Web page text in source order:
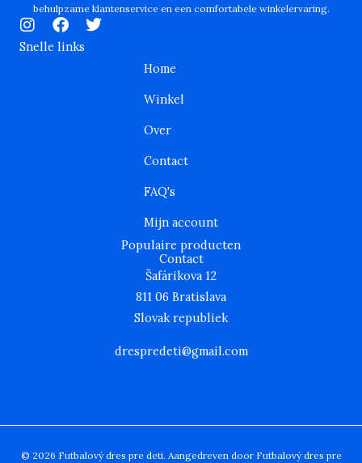
behulpzame klantenservice en een comfortabele winkelervaring.
I
n
s
F
a
c
T
Snelle links
Home
Winkel
Over
Contact
FAQ's
Mijn account
Populaire producten
Contact
Šafárikova 12
811 06 Bratislava
Slovak republiek
drespredeti@gmail.com
© 2026 Futbalový dres pre deti. Aangedreven door Futbalový dres pre